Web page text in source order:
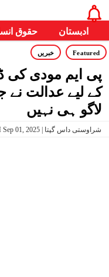
حقوق ادبستان
Featured خبریں
پی ایم مودی کی
کے لیے عدالت نے
لاگو ہی نہیں
03:49 PM Sep 01, 2025 | شراوستی داس گپتا